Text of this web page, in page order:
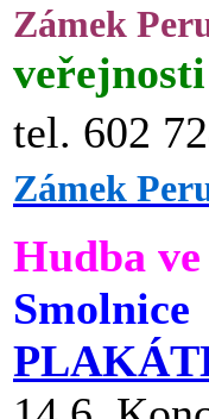
Zámek
tel. 602
Zámek
Hudba
Smolnice